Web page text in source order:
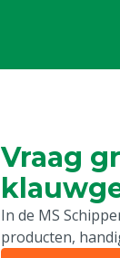
Vraag
In de MS
producten,